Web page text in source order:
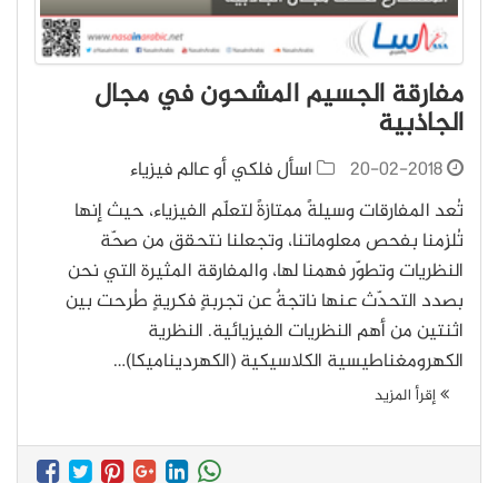
مفارقة الجسيم المشحون في مجال
الجاذبية
20-02-2018
اسأل فلكي أو عالم فيزياء
تُعد المفارقات وسيلةً ممتازةً لتعلّم الفيزياء، حيث إنها
تُلزِمنا بفحص معلوماتنا، وتجعلنا نتحقق من صحّة
النظريات وتطوّر فهمنا لها، والمفارقة المثيرة التي نحن
بصدد التحدّث عنها ناتجةٌ عن تجربةٍ فكريةٍ طُرحت بين
اثنتين من أهم النظريات الفيزيائية. النظرية
الكهرومغناطيسية الكلاسيكية (الكهرديناميكا)…
إقرأ المزيد